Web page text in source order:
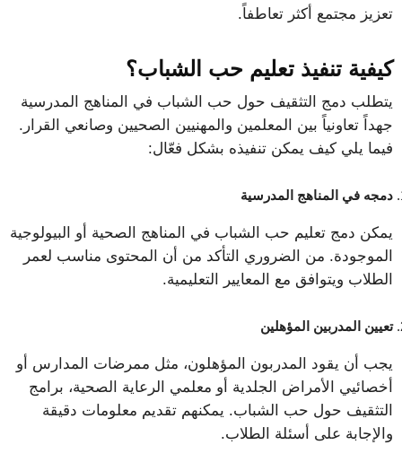
تعزيز مجتمع أكثر تعاطفاً.
كيفية تنفيذ تعليم حب الشباب؟
يتطلب دمج التثقيف حول حب الشباب في المناهج المدرسية
جهداً تعاونياً بين المعلمين والمهنيين الصحيين وصانعي القرار.
فيما يلي كيف يمكن تنفيذه بشكل فعّال:
دمجه في المناهج المدرسية
يمكن دمج تعليم حب الشباب في المناهج الصحية أو البيولوجية
الموجودة. من الضروري التأكد من أن المحتوى مناسب لعمر
الطلاب ويتوافق مع المعايير التعليمية.
تعيين المدربين المؤهلين
يجب أن يقود المدربون المؤهلون، مثل ممرضات المدارس أو
أخصائيي الأمراض الجلدية أو معلمي الرعاية الصحية، برامج
التثقيف حول حب الشباب. يمكنهم تقديم معلومات دقيقة
والإجابة على أسئلة الطلاب.